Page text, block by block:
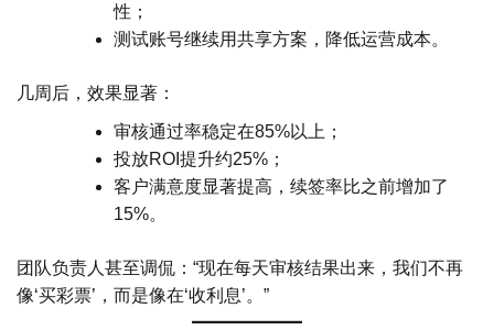
性；
测试账号继续用共享方案，降低运营成本。
几周后，效果显著：
审核通过率稳定在85%以上；
投放ROI提升约25%；
客户满意度显著提高，续签率比之前增加了
15%。
团队负责人甚至调侃：“现在每天审核结果出来，我们不再
像‘买彩票’，而是像在‘收利息’。”